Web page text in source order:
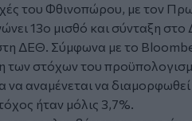
του Φθινοπώρου, με τον
13ο μισθό και σύνταξη στο
ΔΕΘ. Σύμφωνα με το
των στόχων του
αναμένεται να
ήταν μόλις 3,7%.